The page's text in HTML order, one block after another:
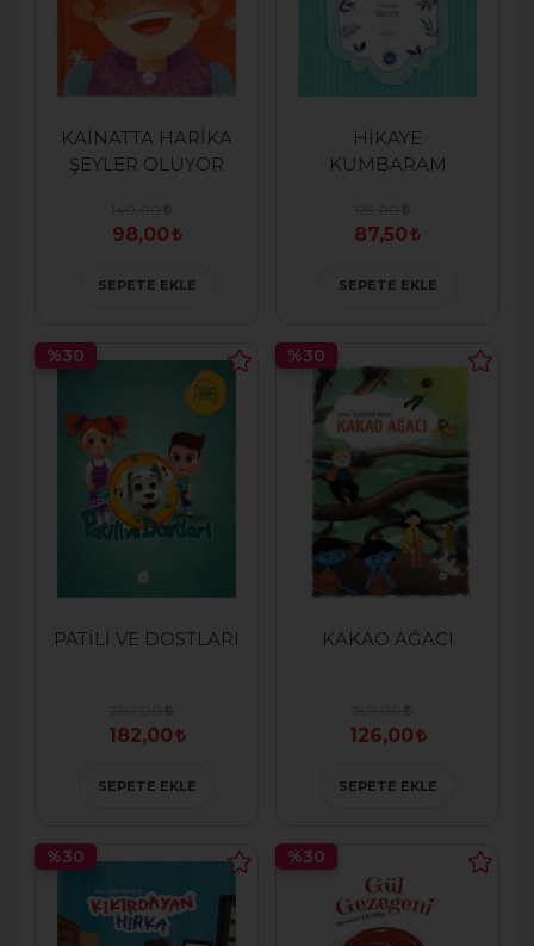
KAİNATTA HARİKA
ŞEYLER OLUYOR
98,00
SEPETE EKLE
HİKAYE
KUMBARAM
87,50
SEPETE EKLE
PATİLİ VE DOSTLARI
182,00
%30
SEPETE EKLE
KAKAO AĞACI
126,00
%30
SEPETE EKLE
%30 %30